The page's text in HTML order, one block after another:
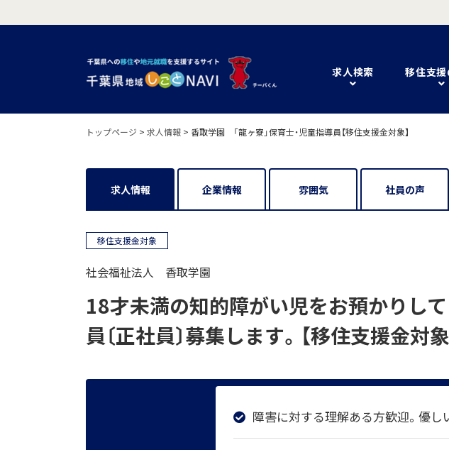
求人検索 移住支
トップページ > 求人情報 > 香取学園 「龍ヶ寮」保育士・児童指導員【移住支援金対象】
求人情報 企業情報 雰囲気 社員の声
移住支援金対象
社会福祉法人 香取学園
18才未満の知的障がい児をお預かりし
員〔正社員〕募集します。【移住支援金対象
障害に対する理解ある方歓迎。優し